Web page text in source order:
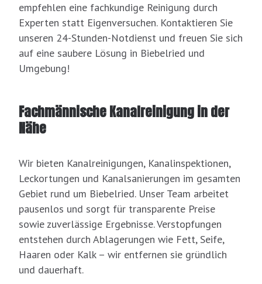
empfehlen eine fachkundige Reinigung durch
Experten statt Eigenversuchen. Kontaktieren Sie
unseren 24-Stunden-Notdienst und freuen Sie sich
auf eine saubere Lösung in Biebelried und
Umgebung!
Fachmännische Kanalreinigung in der
Nähe
Wir bieten Kanalreinigungen, Kanalinspektionen,
Leckortungen und Kanalsanierungen im gesamten
Gebiet rund um Biebelried. Unser Team arbeitet
pausenlos und sorgt für transparente Preise
sowie zuverlässige Ergebnisse. Verstopfungen
entstehen durch Ablagerungen wie Fett, Seife,
Haaren oder Kalk – wir entfernen sie gründlich
und dauerhaft.